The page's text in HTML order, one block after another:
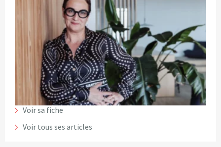
Voir sa fiche
Voir tous ses articles